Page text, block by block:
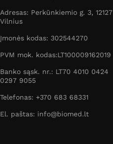
Adresas: Perkūnkiemio g. 3, 12127
Vilnius
Įmonės kodas: 302544270
PVM mok. kodas:LT100009162019
Banko sąsk. nr.: LT70 4010 0424
0297 9055
Telefonas: +370 683 68331
El. paštas: info@biomed.lt